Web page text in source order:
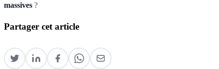
massives ?
Partager cet article